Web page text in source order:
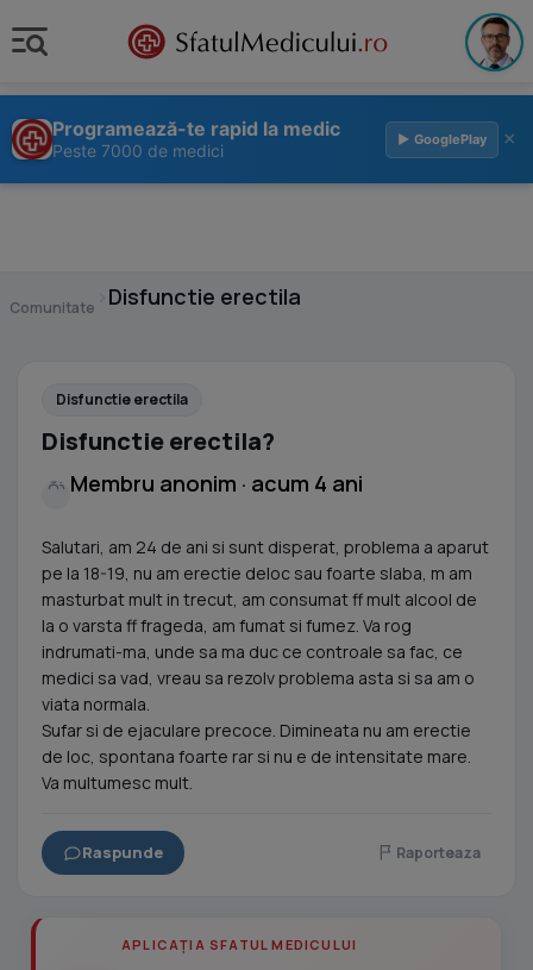
Programează-te rapid la medic
Peste 7000 de medici
▶ GooglePlay ×
Comunitate Disfunctie erectila
Disfunctie erectila
Disfunctie erectila?
Membru anonim · acum 4 ani
Salutari, am 24 de ani si sunt disperat, problema a aparut
pe la 18-19, nu am erectie deloc sau foarte slaba, m am
masturbat mult in trecut, am consumat ff mult alcool de
la o varsta ff frageda, am fumat si fumez. Va rog
indrumati-ma, unde sa ma duc ce controale sa fac, ce
medici sa vad, vreau sa rezolv problema asta si sa am o
viata normala.
Sufar si de ejaculare precoce. Dimineata nu am erectie
de loc, spontana foarte rar si nu e de intensitate mare.
Va multumesc mult.
Raspunde Raporteaza
APLICAȚIA SFATUL MEDICULUI